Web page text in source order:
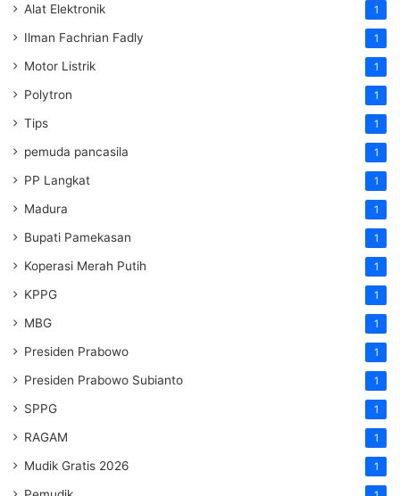
Alat Elektronik 1
Ilman Fachrian Fadly 1
Motor Listrik 1
Polytron 1
Tips 1
pemuda pancasila 1
PP Langkat 1
Madura 1
Bupati Pamekasan 1
Koperasi Merah Putih 1
KPPG 1
MBG 1
Presiden Prabowo 1
Presiden Prabowo Subianto 1
SPPG 1
RAGAM 1
Mudik Gratis 2026 1